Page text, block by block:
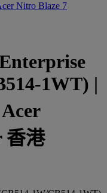
Nitro Blaze 7
1WT) |
香港